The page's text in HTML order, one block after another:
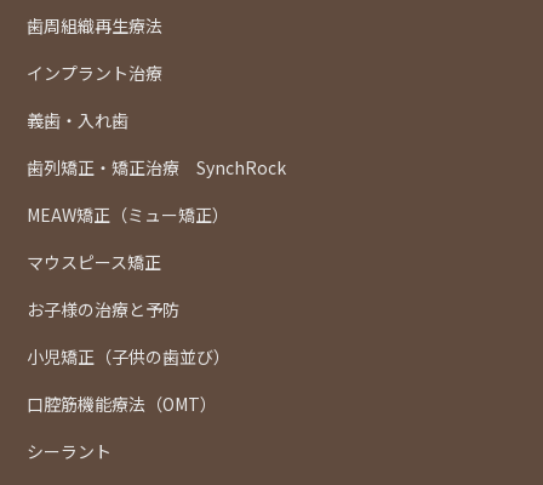
歯周組織再生療法
インプラント治療
義歯・入れ歯
歯列矯正・矯正治療 SynchRock
MEAW矯正（ミュー矯正）
マウスピース矯正
お子様の治療と予防
小児矯正（子供の歯並び）
口腔筋機能療法（OMT）
シーラント